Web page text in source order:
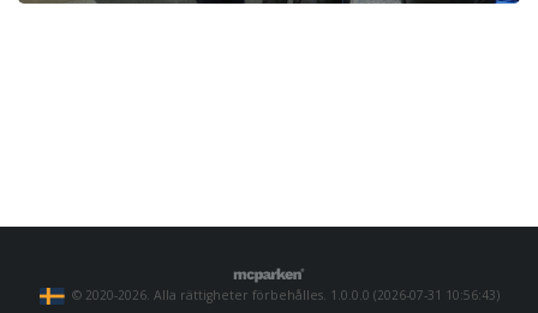
© 2020-2026. Alla rättigheter förbehålles. 1.0.0.0 (2026-07-31 10:56:43)